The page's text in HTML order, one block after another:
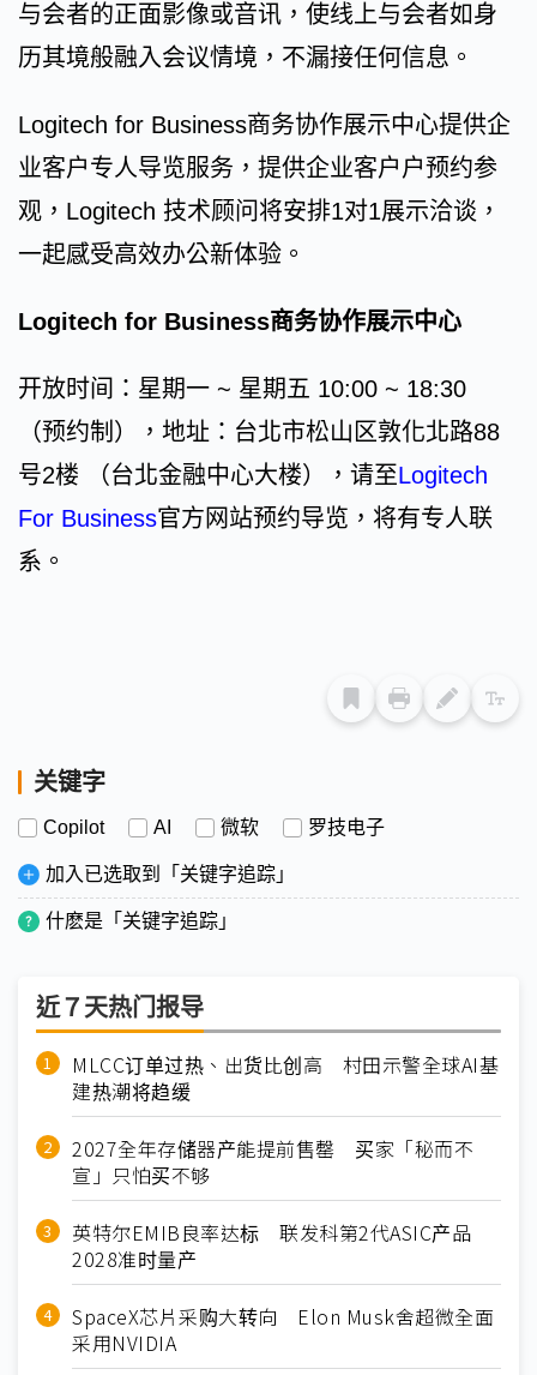
与会者的正面影像或音讯，使线上与会者如身
历其境般融入会议情境，不漏接任何信息。
Logitech for Business商务协作展示中心提供企
业客户专人导览服务，提供企业客户户预约参
观，Logitech 技术顾问将安排1对1展示洽谈，
一起感受高效办公新体验。
Logitech for Business商务协作展示中心
开放时间：星期一 ~ 星期五 10:00 ~ 18:30
（预约制），地址：台北市松山区敦化北路88
号2楼 （台北金融中心大楼），请至Logitech
For Business官方网站预约导览，将有专人联
系。
关键字
Copilot AI 微软 罗技电子
加入已选取到「关键字追踪」
什麽是「关键字追踪」
近７天热门报导
MLCC订单过热、出货比创高 村田示警全球AI基
建热潮将趋缓
2027全年存储器产能提前售罄 买家「秘而不
宣」只怕买不够
英特尔EMIB良率达标 联发科第2代ASIC产品
2028准时量产
SpaceX芯片采购大转向 Elon Musk舍超微全面
采用NVIDIA